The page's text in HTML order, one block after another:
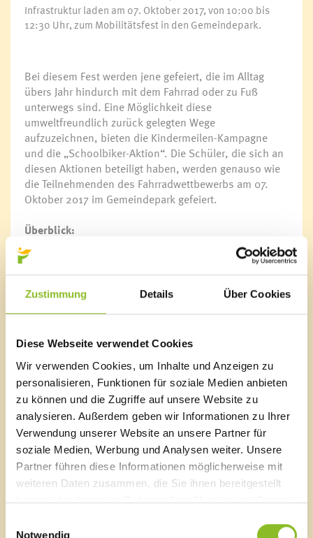
Zustimmung Details Über Cookies
Diese Webseite verwendet Cookies
Wir verwenden Cookies, um Inhalte und Anzeigen zu
personalisieren, Funktionen für soziale Medien anbieten
zu können und die Zugriffe auf unsere Website zu
analysieren. Außerdem geben wir Informationen zu Ihrer
Verwendung unserer Website an unsere Partner für
soziale Medien, Werbung und Analysen weiter. Unsere
Partner führen diese Informationen möglicherweise mit
weiteren Daten zusammen, die Sie ihnen bereitgestellt
haben oder die sie im Rahmen Ihrer Nutzung der Dienste
Notwendig
Infrastruktur laden am 07. Oktober 2017, von 10:00 bis
12:30 Uhr, zum Mobilitätsfest in den Gemeindepark.
Bei diesem Fest werden jene gefeiert, die im Alltag
übers Jahr hindurch mit dem Fahrrad oder zu Fuß
unterwegs sind. Eine Möglichkeit diese
umweltfreundlich zurück gelegten Wege
aufzuzeichnen, bieten die Kindermeilen-Kampagne
und die „Schoolbiker-Aktion“. Die Schüler, die sich an
diesen Aktionen beteiligt haben, werden genauso wie
die Teilnehmenden des Fahrradwettbewerbs am 07.
Oktober 2017 im Gemeindepark gefeiert.
Überblick:
07. Oktober 2017, 10:00 – 12:30 Uhr
im Gemeindepark Frastanz (bei Schlechtwetter im
Adalbert-Welte-Saal)
Abschluss der Kindermeilen-Kampagne und der
Freilandspiele für Kinder
Glücksrad
Kraut einmachen – Obst- und Gartenbauverein
Frastanz
Unterhaltung mit „soundcheck“
Für Bewirtung ist gesorgt
Marktgemeinde Frastanz
Sägenplatz 1